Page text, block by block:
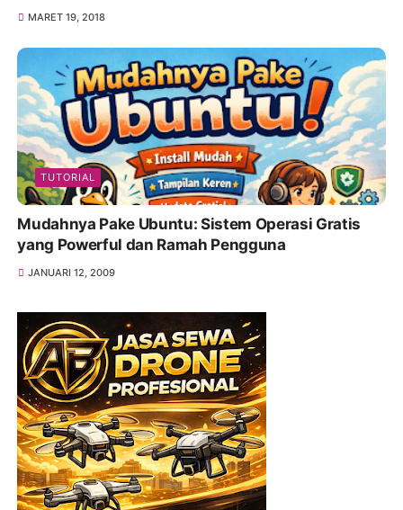
MARET 19, 2018
TUTORIAL
Mudahnya Pake Ubuntu: Sistem Operasi Gratis
yang Powerful dan Ramah Pengguna
JANUARI 12, 2009